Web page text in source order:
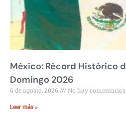
México: Récord Histórico
Domingo 2026
6 de agosto, 2026 No hay comentarios
Leer más »